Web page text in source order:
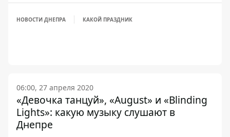
НОВОСТИ ДНЕПРА КАКОЙ ПРАЗДНИК
06:00, 27 апреля 2020
«Девочка танцуй», «August» и «Blinding
Lights»: какую музыку слушают в
Днепре